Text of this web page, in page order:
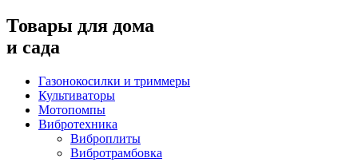
Товары для дома
и сада
Газонокосилки и триммеры
Культиваторы
Мотопомпы
Вибротехника
Виброплиты
Вибротрамбовка